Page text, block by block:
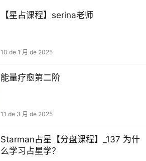
【星占‬课程】serina老师
10 de 1 月 de 2025
能量疗愈第二阶​​
11 de 3 月 de 2025
Starman占星【分盘课程】_137​ 为什
么学习占星学？​